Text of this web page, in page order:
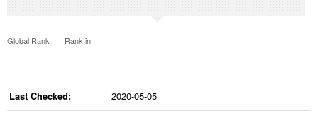
Global Rank Rank in
Last Checked: 2020-05-05